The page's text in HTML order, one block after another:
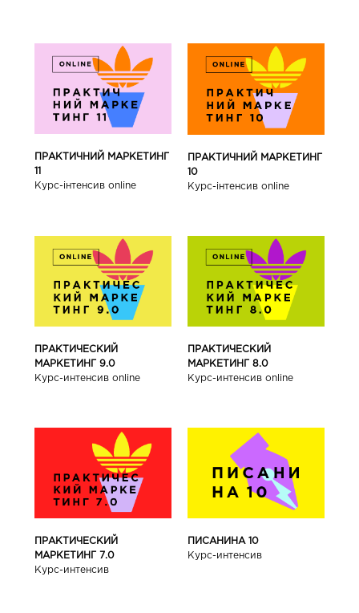
ПРАКТИЧНИЙ МАРКЕТИНГ
Курс-інтенсив online
ПРАКТИЧНИЙ МАРКЕТИНГ
10
Курс-інтенсив online
ПРАКТИЧЕСКИЙ
МАРКЕТИНГ 9.0
Курс-интенсив online
ПРАКТИЧЕСКИЙ
МАРКЕТИНГ 8.0
Курс-интенсив online
ПРАКТИЧЕСКИЙ
МАРКЕТИНГ 7.0
Курс-интенсив
ПИСАНИНА 10
Курс-интенсив